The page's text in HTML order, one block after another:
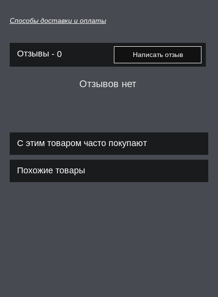
Способы доставки и оплаты
Отзывы - 0 Написать отзыв
Отзывов нет
С этим товаром часто покупают
Похожие товары